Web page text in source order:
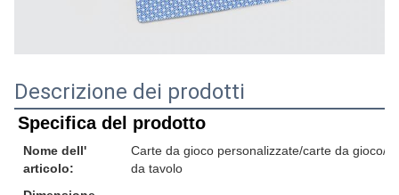
Descrizione dei prodotti
Specifica del prodotto
Nome dell'
articolo:
Carte da gioco personalizzate/carte da gioco/
da tavolo